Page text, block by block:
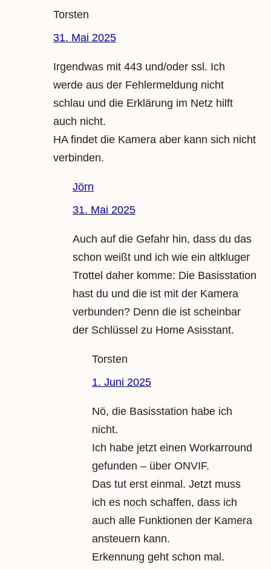
Torsten
31. Mai 2025
Irgendwas mit 443 und/oder ssl. Ich
werde aus der Fehlermeldung nicht
schlau und die Erklärung im Netz hilft
auch nicht.
HA findet die Kamera aber kann sich nicht
verbinden.
Jörn
31. Mai 2025
Auch auf die Gefahr hin, dass du das
schon weißt und ich wie ein altkluger
Trottel daher komme: Die Basisstation
hast du und die ist mit der Kamera
verbunden? Denn die ist scheinbar
der Schlüssel zu Home Asisstant.
Torsten
1. Juni 2025
Nö, die Basisstation habe ich
nicht.
Ich habe jetzt einen Workarround
gefunden – über ONVIF.
Das tut erst einmal. Jetzt muss
ich es noch schaffen, dass ich
auch alle Funktionen der Kamera
ansteuern kann.
Erkennung geht schon mal.